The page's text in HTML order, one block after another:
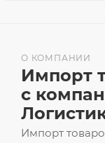
Импорт
О КОМПАНИИ
Импорт
с